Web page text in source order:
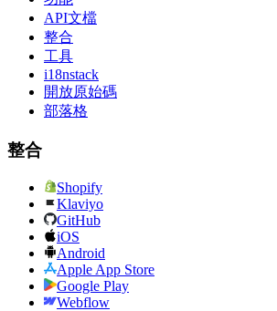
API文檔
整合
工具
i18nstack
開放原始碼
部落格
整合
Shopify
Klaviyo
GitHub
iOS
Android
Apple App Store
Google Play
Webflow